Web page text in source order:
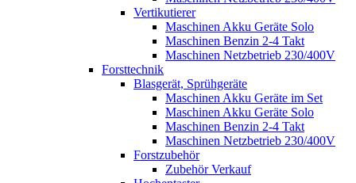
Vertikutierer
Maschinen Akku Geräte Solo
Maschinen Benzin 2-4 Takt
Maschinen Netzbetrieb 230/400V
Forsttechnik
Blasgerät, Sprühgeräte
Maschinen Akku Geräte im Set
Maschinen Akku Geräte Solo
Maschinen Benzin 2-4 Takt
Maschinen Netzbetrieb 230/400V
Forstzubehör
Zubehör Verkauf